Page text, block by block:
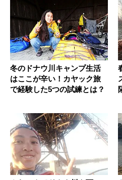
冬のドナウ川キャンプ生活
はここが辛い！カヤック旅
で経験した5つの試練とは？